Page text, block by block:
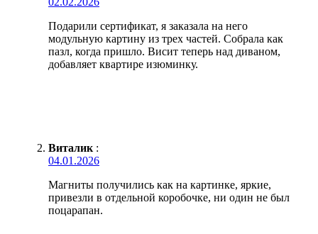
Подарили сертификат, я заказала на него
модульную картину из трех частей. Собрала как
пазл, когда пришло. Висит теперь над диваном,
добавляет квартире изюминку.
Виталик :
04.01.2026
Магниты получились как на картинке, яркие,
привезли в отдельной коробочке, ни один не был
поцарапан.